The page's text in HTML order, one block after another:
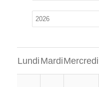
Lundi MardiMercredi